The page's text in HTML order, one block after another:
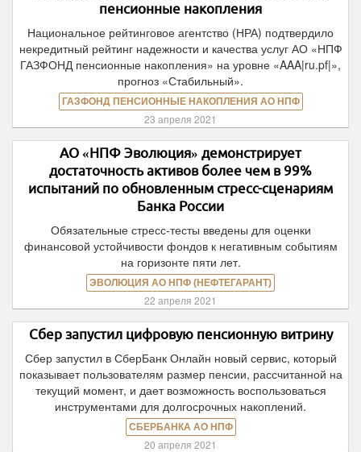
пенсионные накопления
Национальное рейтинговое агентство (НРА) подтвердило
некредитный рейтинг надежности и качества услуг АО «НПФ
ГАЗФОНД пенсионные накопления» на уровне «AAA|ru.pf|»,
прогноз «Стабильный».
ГАЗФОНД ПЕНСИОННЫЕ НАКОПЛЕНИЯ АО НПФ
23 апреля 2021
АО «НПФ Эволюция» демонстрирует
достаточность активов более чем в 99%
испытаний по обновленным стресс-сценариям
Банка России
Обязательные стресс-тесты введены для оценки
финансовой устойчивости фондов к негативным событиям
на горизонте пяти лет.
ЭВОЛЮЦИЯ АО НПФ (НЕФТЕГАРАНТ)
22 апреля 2021
Сбер запустил цифровую пенсионную витрину
Сбер запустил в СберБанк Онлайн новый сервис, который
показывает пользователям размер пенсии, рассчитанной на
текущий момент, и дает возможность воспользоваться
инструментами для долгосрочных накоплений.
СБЕРБАНКА АО НПФ
20 апреля 2021